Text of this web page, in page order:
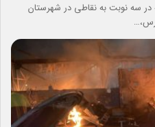
سه نوبت به نقاطی در شهرستان